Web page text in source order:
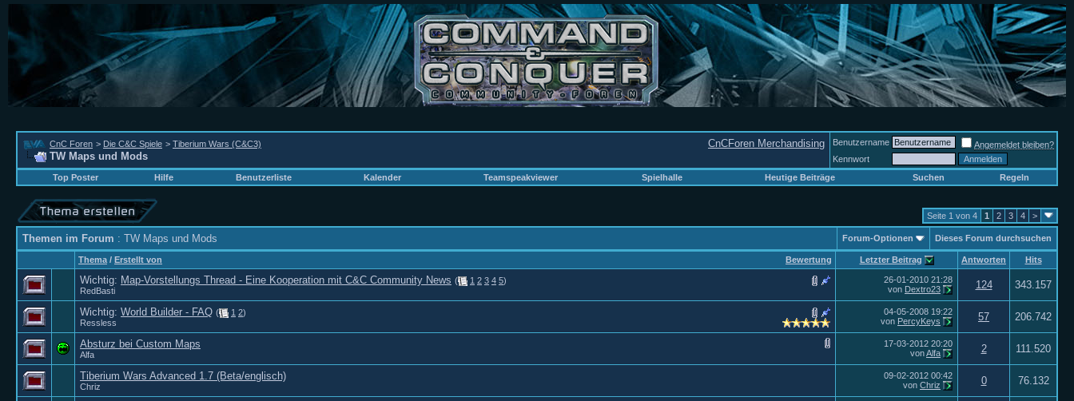
CnCForen Merchandising
CnC Foren > Die C&C Spiele > Tiberium Wars (C&C3)
TW Maps und Mods
Benutzername
Angemeldet bleiben?
Kennwort
Top Poster
Hilfe Benutzerliste Kalender Teamspeakviewer Spielhalle Heutige Beiträge Suchen Regeln
Seite 1 von 4 1 2 3 4 >
Themen im Forum : TW Maps und Mods Forum-Optionen Dieses Forum durchsuchen
Bewertung
Thema / Erstellt von Letzter Beitrag Antworten Hits
Wichtig: Map-Vorstellungs Thread - Eine Kooperation mit C&C Community News ( 1 2 3 4 5)
RedBasti
26-01-2010 21:28
von Dextro23 124 343.157
Wichtig: World Builder - FAQ ( 1 2)
Ressless
04-05-2008 19:22
von PercyKeys 57 206.742
Absturz bei Custom Maps
Alfa
17-03-2012 20:20
vonAlfa 2 111.520
Tiberium Wars Advanced 1.7 (Beta/englisch)
Chriz
09-02-2012 00:42
von Chriz 0 76.132